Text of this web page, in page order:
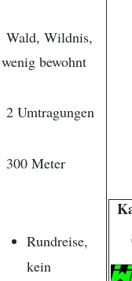
Wald, Wildnis,
wenig bewohnt
2 Umtragungen
300 Meter
Rundreise,
kein